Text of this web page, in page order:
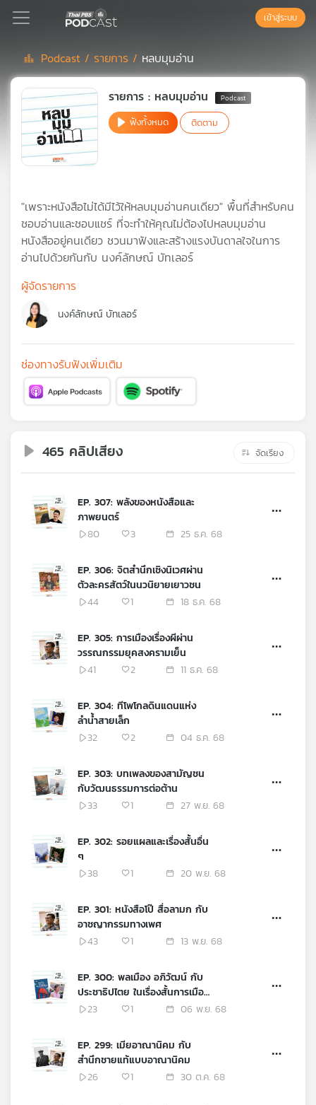
Podcast
เพล
เพล
สต์
ของ
คุณ
กิจกรรม
เกี่ยว
แผนที่
เข้าสู่ระบบ
Podcast /รายการ / หลบมุมอ่าน
รายการ : หลบมุมอ่าน
ฟังทั้งหมด ติดตาม
"เพราะหนังสือไม่ได้มีไว้ให้หลบมุมอ่านคนเดียว" พื้นที่สำหรับคน
ชอบอ่านและชอบแชร์ ที่จะทำให้คุณไม่ต้องไปหลบมุมอ่าน
หนังสืออยู่คนเดียว ชวนมาฟังและสร้างแรงบันดาลใจในการ
อ่านไปด้วยกันกับ นงค์ลักษณ์ บัทเลอร์
ผู้จัดรายการ
นงค์ลักษณ์ บัทเลอร์
ช่องทางรับฟังเพิ่มเติม
465 คลิปเสียง จัดเรียง
EP. 307: พลังของหนังสือและ
ภาพยนตร์
80
3 25 ธ.ค. 68
EP. 306: จิตสำนึกเชิงนิเวศผ่าน
ตัวละครสัตว์ในนวนิยายเยาวชน
44
1 18 ธ.ค. 68
EP. 305: การเมืองเรื่องผีผ่าน
วรรณกรรมยุคสงครามเย็น
41
2 11 ธ.ค. 68
EP. 304: ทีโพโกลดินแดนแห่ง
ลำน้ำสายเล็ก
32
2 04 ธ.ค. 68
EP. 303: บทเพลงของสามัญชน
กับวัฒนธรรมการต่อต้าน
33
1 27 พ.ย. 68
EP. 302: รอยแผลและเรื่องสั้นอื่น
ๆ
38
1 20 พ.ย. 68
EP. 301: หนังสือโป๊ สื่อลามก กับ
อาชญากรรมทางเพศ
43
1 13 พ.ย. 68
EP. 300: พลเมือง อภิวัฒน์ กับ
ประชาธิปไตย ในเรื่องสั้นการเมือง
ไทยร่วมสมัยรางวัลพานแว่นฟ้า
23 1 06 พ.ย. 68
EP. 299: เมียอาณานิคม กับ
สำนึกชายแท้แบบอาณานิคม
26
1 30 ต.ค. 68